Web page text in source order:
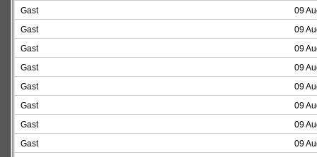
Gast
09
Gast
09
Gast
09
Gast
09
Gast
09
Gast
09
Gast
09
Gast
09